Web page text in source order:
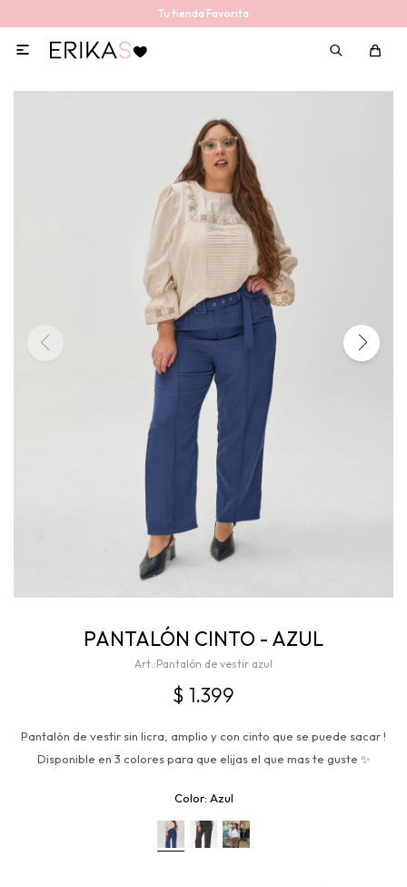
Tu tienda Favorita

PANTALÓN CINTO - AZUL
Pantalón de vestir azul
$ 1.399
Pantalón de vestir sin licra, amplio y con cinto que se puede sacar !
Disponible en 3 colores para que elijas el que mas te guste ✨
Azul